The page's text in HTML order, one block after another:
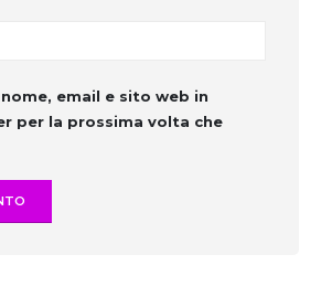
email e sito web in
per la prossima volta che